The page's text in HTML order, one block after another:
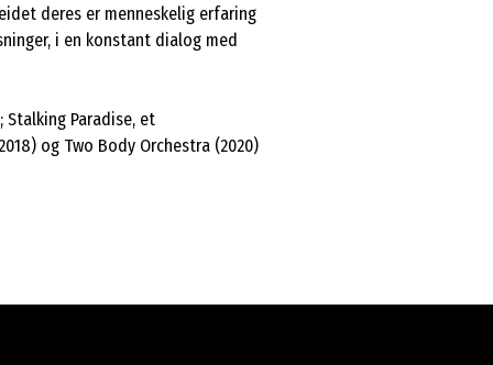
deres er menneskelig erfaring
i en konstant dialog med
Paradise, et
og Two Body Orchestra (2020)